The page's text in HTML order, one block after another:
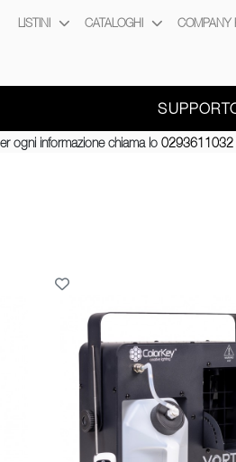
LISTINI CATALOGHI COMPANY
ogni informazione chiama lo 0293611032